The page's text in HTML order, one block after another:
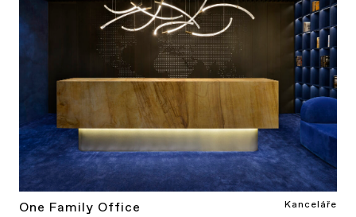
One Family Office Kanceláře